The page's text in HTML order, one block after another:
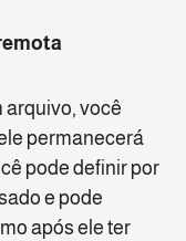
arquivo, você
permanecerá
pode definir por
e pode
após ele ter